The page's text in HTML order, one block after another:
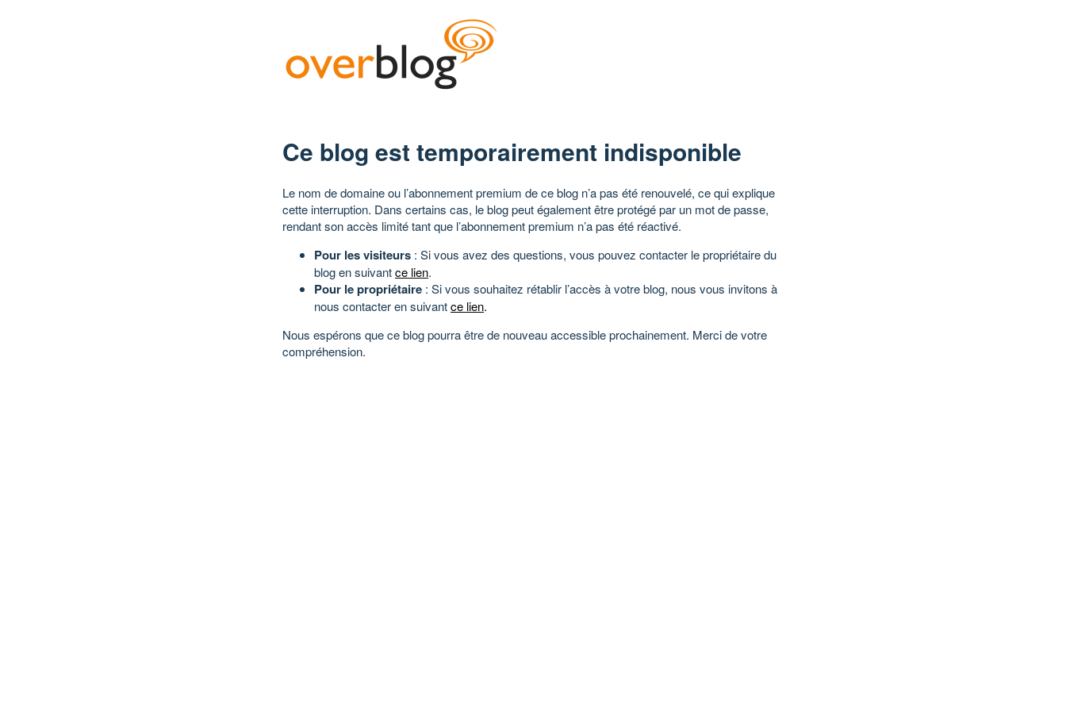
Ce blog est temporairement indisponible
Le nom de domaine ou l’abonnement premium de ce blog n’a pas été renouvelé, ce qui explique
cette interruption. Dans certains cas, le blog peut également être protégé par un mot de passe,
rendant son accès limité tant que l’abonnement premium n’a pas été réactivé.
Pour les visiteurs : Si vous avez des questions, vous pouvez contacter le propriétaire du
blog en suivantce lien.
Pour le propriétaire : Si vous souhaitez rétablir l’accès à votre blog, nous vous invitons à
nous contacter en suivantce lien.
Nous espérons que ce blog pourra être de nouveau accessible prochainement. Merci de votre
compréhension.